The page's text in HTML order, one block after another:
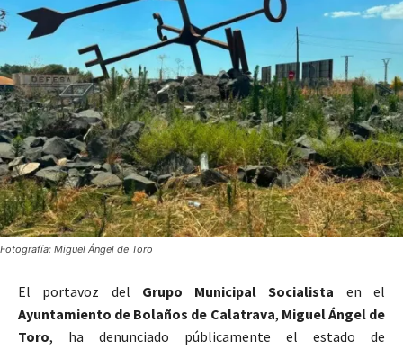
Fotografía: Miguel Ángel de Toro
El portavoz del Grupo Municipal Socialista en el
Ayuntamiento de Bolaños de Calatrava, Miguel Ángel de
Toro, ha denunciado públicamente el estado de